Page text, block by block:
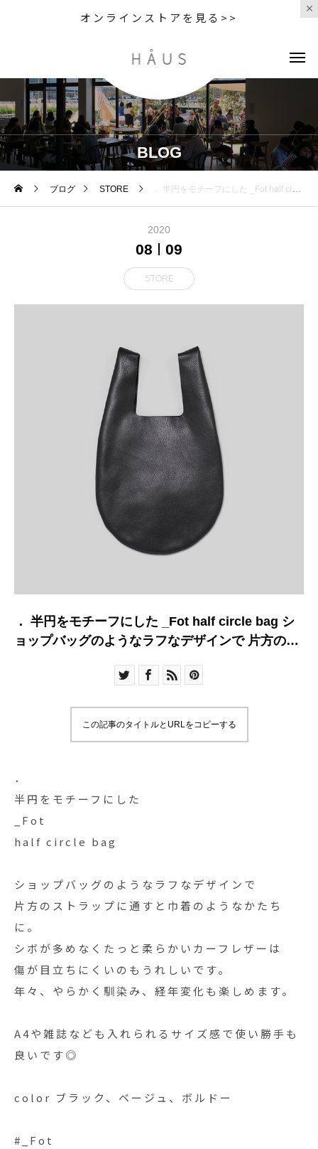
オンラインストアを見る>>
BLOG
ブログ STORE ． 半円をモチーフにした _Fot half circle bag ショップバッグのようなラフなデザインで 片方のストラ
2020
08 09
STORE
． 半円をモチーフにした _Fot half circle bag シ
ョップバッグのようなラフなデザインで 片方のス
この記事のタイトルとURLをコピーする
．
半円をモチーフにした
_Fot
half circle bag
ショップバッグのようなラフなデザインで
片方のストラップに通すと巾着のようなかたち
に。
シボが多めなくたっと柔らかいカーフレザーは
傷が目立ちにくいのもうれしいです。
年々、やらかく馴染み、経年変化も楽しめます。
A4や雑誌なども入れられるサイズ感で使い勝手も
良いです◎
color ブラック、ベージュ、ボルドー
#_Fot